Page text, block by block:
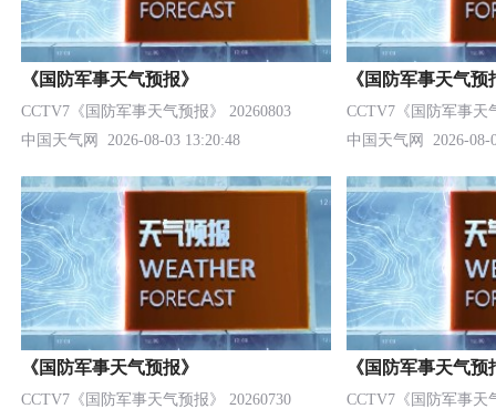
《国防军事天气预报》
CCTV7《国防军事天气预报》 20260803
中国天气网
2026-08-03 13:20:48
《国防军事天气预
CCTV7《国防军事天
中国天气网
2026-08-
《国防军事天气预报》
CCTV7《国防军事天气预报》 20260730
《国防军事天气预
CCTV7《国防军事天